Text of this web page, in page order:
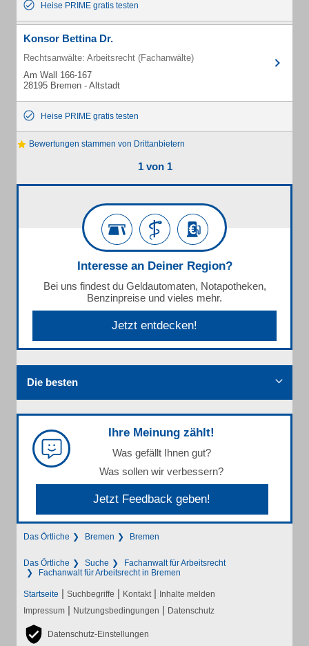
Heise PRIME gratis testen
Konsor Bettina Dr.
Rechtsanwälte: Arbeitsrecht (Fachanwälte)
Am Wall 166-167
28195 Bremen - Altstadt
Heise PRIME gratis testen
Bewertungen stammen von Drittanbietern
1 von 1
Interesse an Deiner Region?
Bei uns findest du Geldautomaten, Notapotheken,
Benzinpreise und vieles mehr.
Jetzt entdecken!
Die besten
Ihre Meinung zählt!
Was gefällt Ihnen gut?
Was sollen wir verbessern?
Jetzt Feedback geben!
Das Örtliche Bremen Bremen
Das Örtliche Suche
Fachanwalt für Arbeitsrecht
Fachanwalt für Arbeitsrecht in Bremen
Startseite | Suchbegriffe | Kontakt | Inhalte melden
Impressum | Nutzungsbedingungen | Datenschutz
Datenschutz-Einstellungen